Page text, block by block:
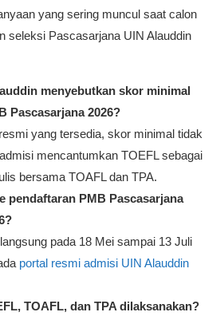
yang sering muncul saat calon
seleksi Pascasarjana UIN Alauddin
menyebutkan skor minimal
Pascasarjana 2026?
yang tersedia, skor minimal tidak
mencantumkan TOEFL sebagai
bersama TOAFL dan TPA.
pendaftaran PMB Pascasarjana
pada 18 Mei sampai 13 Juli
portal resmi admisi UIN Alauddin
TOAFL, dan TPA dilaksanakan?